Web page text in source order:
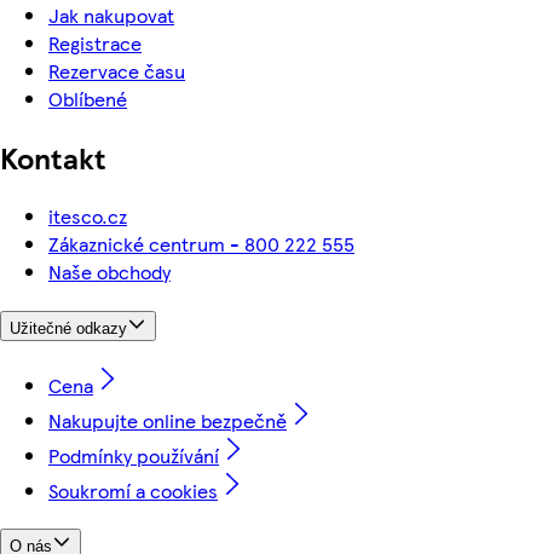
Jak nakupovat
Registrace
Rezervace času
Oblíbené
Kontakt
itesco.cz
Zákaznické centrum - 800 222 555
Naše obchody
Užitečné odkazy
Cena
Nakupujte online bezpečně
Podmínky používání
Soukromí a cookies
O nás